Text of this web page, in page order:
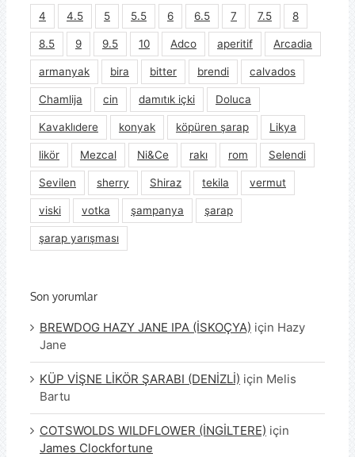
4 4.5 5 5.5 6 6.5 7 7.5 8
8.5 9 9.5 10 Adco aperitif Arcadia
armanyak bira bitter brendi calvados
Chamlija cin damıtık içki Doluca
Kavaklıdere konyak köpüren şarap Likya
likör Mezcal Ni&Ce rakı rom Selendi
Sevilen sherry Shiraz tekila vermut
viski votka şampanya şarap
şarap yarışması
Son yorumlar
BREWDOG HAZY JANE IPA (İSKOÇYA) için Hazy
Jane
KÜP VİŞNE LİKÖR ŞARABI (DENİZLİ) için Melis
Bartu
COTSWOLDS WILDFLOWER (İNGİLTERE) için
James Clockfortune